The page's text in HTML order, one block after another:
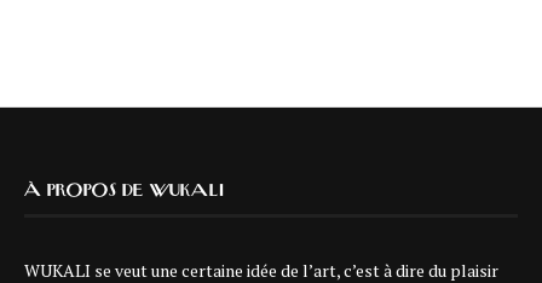
À PROPOS DE WUKALI
WUKALI se veut une certaine idée de l’art, c’est à dire du plaisir